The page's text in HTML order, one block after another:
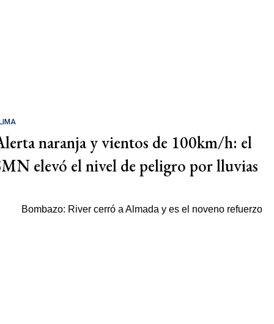
naranja y vientos de 100km/h: el
elevó el nivel de peligro por lluvias